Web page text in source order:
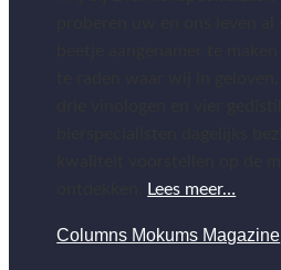
Lees meer…
Columns Mokums Magazine